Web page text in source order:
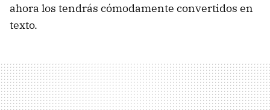
ahora los tendrás cómodamente convertidos en
texto.